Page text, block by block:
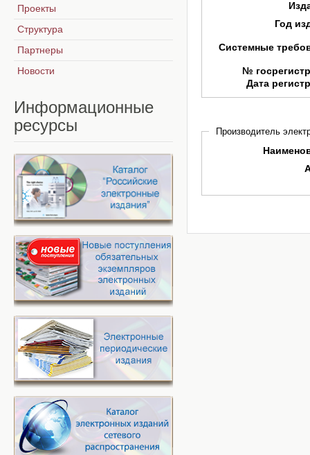
Год
Системные
№
Дата
Производитель
Проекты
Структура
Партнеры
Новости
Информационные
ресурсы